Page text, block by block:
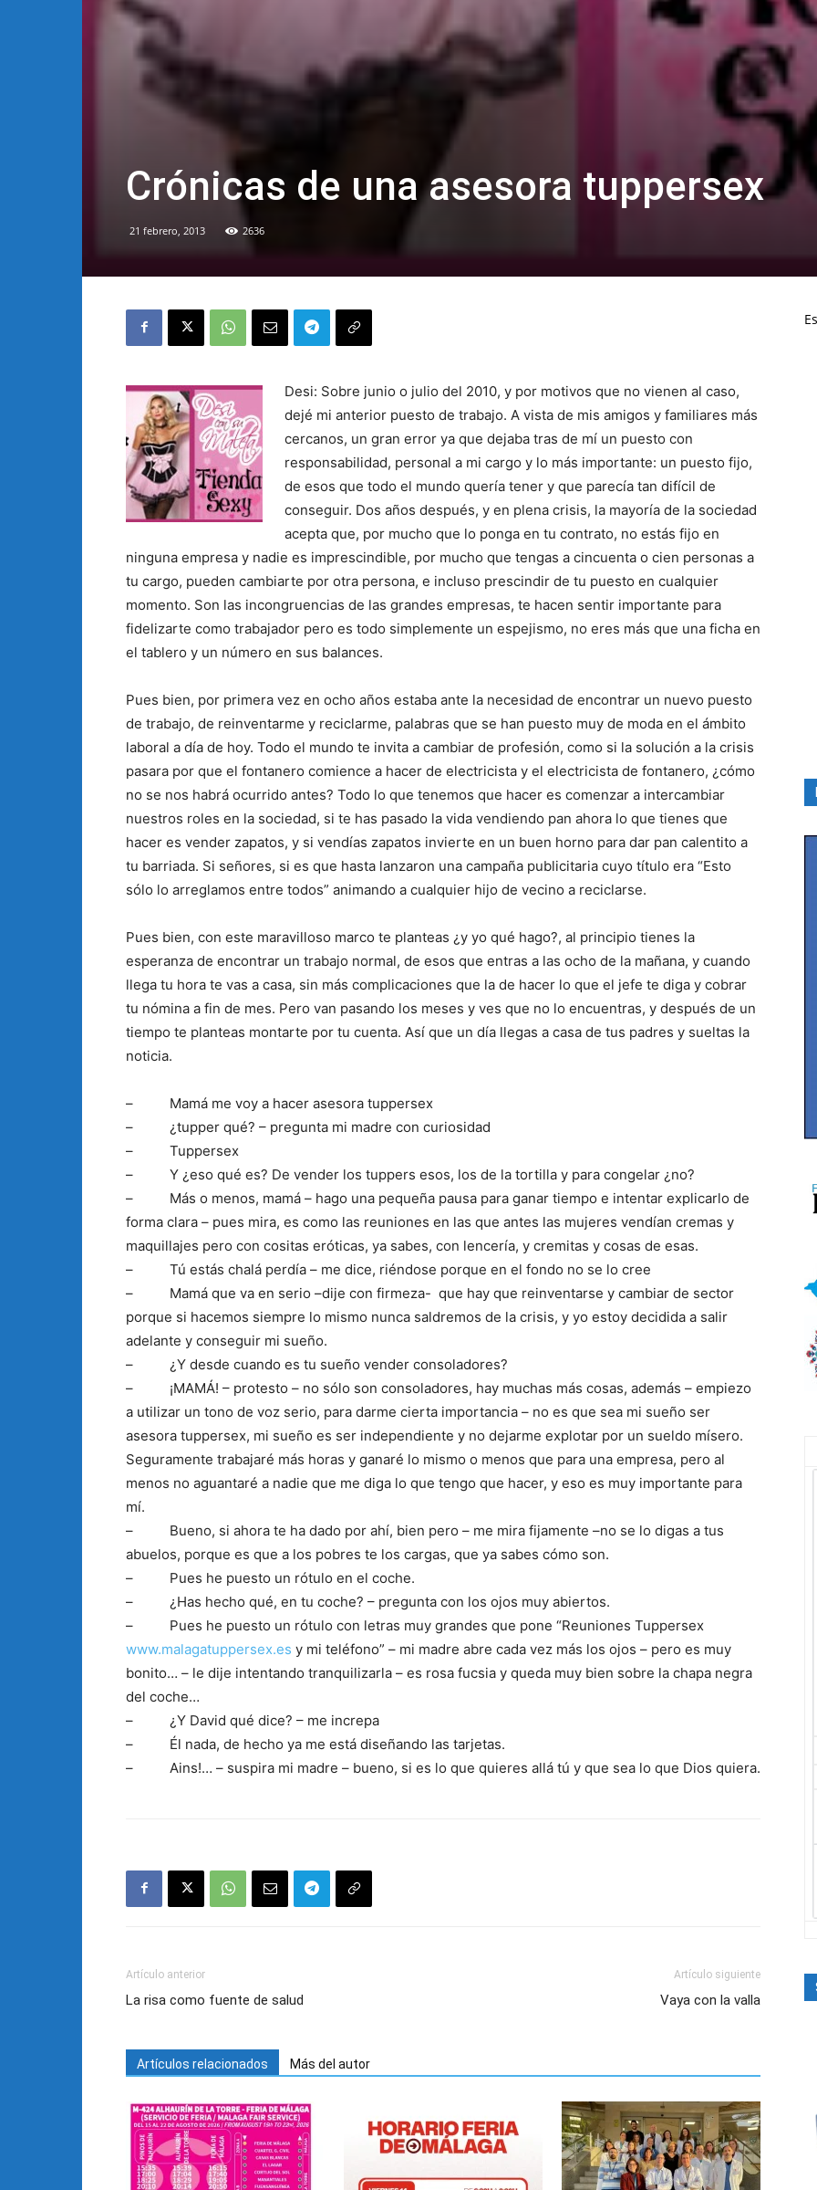
Crónicas de una asesora tuppersex
21 febrero, 2013 2636
Desi: Sobre junio o julio del 2010, y por motivos que no vienen al caso,
dejé mi anterior puesto de trabajo. A vista de mis amigos y familiares más
cercanos, un gran error ya que dejaba tras de mí un puesto con
responsabilidad, personal a mi cargo y lo más importante: un puesto fijo,
de esos que todo el mundo quería tener y que parecía tan difícil de
conseguir. Dos años después, y en plena crisis, la mayoría de la sociedad
acepta que, por mucho que lo ponga en tu contrato, no estás fijo en
ninguna empresa y nadie es imprescindible, por mucho que tengas a cincuenta o cien personas a
tu cargo, pueden cambiarte por otra persona, e incluso prescindir de tu puesto en cualquier
momento. Son las incongruencias de las grandes empresas, te hacen sentir importante para
fidelizarte como trabajador pero es todo simplemente un espejismo, no eres más que una ficha en
el tablero y un número en sus balances.
Pues bien, por primera vez en ocho años estaba ante la necesidad de encontrar un nuevo puesto
de trabajo, de reinventarme y reciclarme, palabras que se han puesto muy de moda en el ámbito
laboral a día de hoy. Todo el mundo te invita a cambiar de profesión, como si la solución a la crisis
pasara por que el fontanero comience a hacer de electricista y el electricista de fontanero, ¿cómo
no se nos habrá ocurrido antes? Todo lo que tenemos que hacer es comenzar a intercambiar
nuestros roles en la sociedad, si te has pasado la vida vendiendo pan ahora lo que tienes que
hacer es vender zapatos, y si vendías zapatos invierte en un buen horno para dar pan calentito a
tu barriada. Si señores, si es que hasta lanzaron una campaña publicitaria cuyo título era “Esto
sólo lo arreglamos entre todos” animando a cualquier hijo de vecino a reciclarse.
Pues bien, con este maravilloso marco te planteas ¿y yo qué hago?, al principio tienes la
esperanza de encontrar un trabajo normal, de esos que entras a las ocho de la mañana, y cuando
llega tu hora te vas a casa, sin más complicaciones que la de hacer lo que el jefe te diga y cobrar
tu nómina a fin de mes. Pero van pasando los meses y ves que no lo encuentras, y después de un
tiempo te planteas montarte por tu cuenta. Así que un día llegas a casa de tus padres y sueltas la
noticia.
– Mamá me voy a hacer asesora tuppersex
– ¿tupper qué? – pregunta mi madre con curiosidad
– Tuppersex
– Y ¿eso qué es? De vender los tuppers esos, los de la tortilla y para congelar ¿no?
– Más o menos, mamá – hago una pequeña pausa para ganar tiempo e intentar explicarlo de
forma clara – pues mira, es como las reuniones en las que antes las mujeres vendían cremas y
maquillajes pero con cositas eróticas, ya sabes, con lencería, y cremitas y cosas de esas.
– Tú estás chalá perdía – me dice, riéndose porque en el fondo no se lo cree
– Mamá que va en serio –dije con firmeza- que hay que reinventarse y cambiar de sector
porque si hacemos siempre lo mismo nunca saldremos de la crisis, y yo estoy decidida a salir
adelante y conseguir mi sueño.
– ¿Y desde cuando es tu sueño vender consoladores?
– ¡MAMÁ! – protesto – no sólo son consoladores, hay muchas más cosas, además – empiezo
a utilizar un tono de voz serio, para darme cierta importancia – no es que sea mi sueño ser
asesora tuppersex, mi sueño es ser independiente y no dejarme explotar por un sueldo mísero.
Seguramente trabajaré más horas y ganaré lo mismo o menos que para una empresa, pero al
menos no aguantaré a nadie que me diga lo que tengo que hacer, y eso es muy importante para
mí.
– Bueno, si ahora te ha dado por ahí, bien pero – me mira fijamente –no se lo digas a tus
abuelos, porque es que a los pobres te los cargas, que ya sabes cómo son.
– Pues he puesto un rótulo en el coche.
– ¿Has hecho qué, en tu coche? – pregunta con los ojos muy abiertos.
– Pues he puesto un rótulo con letras muy grandes que pone “Reuniones Tuppersex
www.malagatuppersex.es y mi teléfono” – mi madre abre cada vez más los ojos – pero es muy
bonito… – le dije intentando tranquilizarla – es rosa fucsia y queda muy bien sobre la chapa negra
del coche…
– ¿Y David qué dice? – me increpa
– Él nada, de hecho ya me está diseñando las tarjetas.
– Ains!… – suspira mi madre – bueno, si es lo que quieres allá tú y que sea lo que Dios quiera.
Artículo anterior
La risa como fuente de salud
Artículo siguiente
Vaya con la valla
Artículos relacionados Más del autor